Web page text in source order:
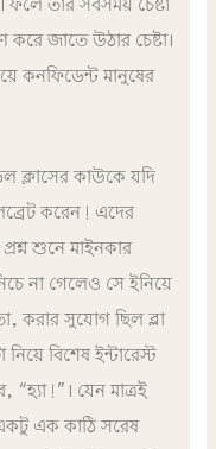
ফলে তার সবসময় চেষ্টা
করে জাতে উঠার চেষ্টা।
কনফিডেন্ট মানুষের
ক্লাসের কাউকে যদি
করেন! এদের
শুনে মাইনকার
না গেলেও সে ইনিয়ে
করার সুযোগ ছিল ব্লা
বিশেষ ইন্টারেস্ট
যেন মাত্রই
এক কাঠি সরেষ